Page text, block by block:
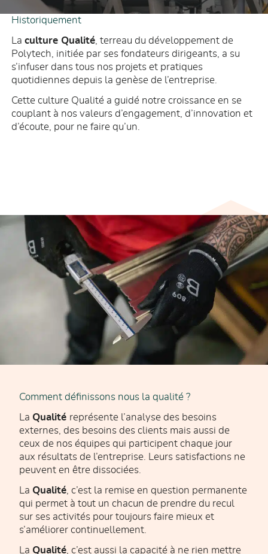
Historiquement
Laculture Qualité , terreau du développement de
Polytech, initiée par ses fondateurs dirigeants, a su
s’infuser dans tous nos projets et pratiques
quotidiennes depuis la genèse de l’entreprise.
Cette culture Qualité a guidé notre croissance en se
couplant à nos valeurs d’engagement, d’innovation et
d’écoute, pour ne faire qu’un.
Comment définissons nous la qualité ?
La Qualité représente l’analyse des besoins
externes, des besoins des clients mais aussi de
ceux de nos équipes qui participent chaque jour
aux résultats de l’entreprise. Leurs satisfactions ne
peuvent en être dissociées.
La Qualité , c’est la remise en question permanente
qui permet à tout un chacun de prendre du recul
sur ses activités pour toujours faire mieux et
s’améliorer continuellement.
La Qualité , c’est aussi la capacité à ne rien mettre